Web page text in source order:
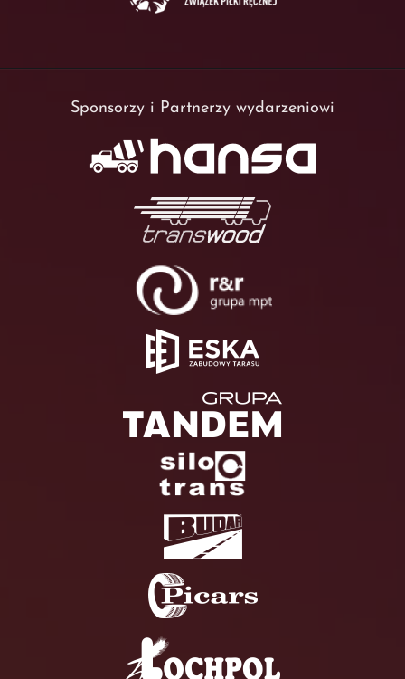
Sponsorzy i Partnerzy wydarzeniowi